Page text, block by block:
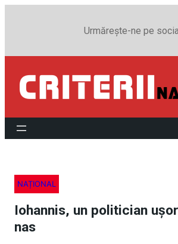
Urmărește-ne pe
NAȚIONAL
Iohannis, un politician
nas